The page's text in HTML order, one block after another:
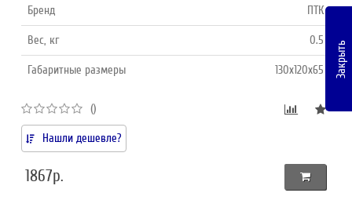
Бренд ПТК
Вес, кг 0.5
Габаритные размеры 130х120х65
()
Нашли дешевле?
1867р.
Закрыть